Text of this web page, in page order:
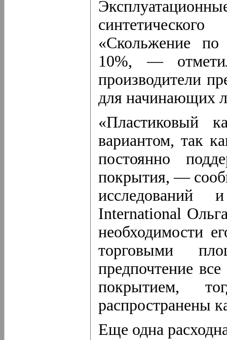
«Скольжение
10%, —
производители
для начинающих
«Пластиковый
вариантом, так
постоянно
покрытия, —
исследований
International
необходимости
торговыми
предпочтение
покрытием,
распространены
Еще одна